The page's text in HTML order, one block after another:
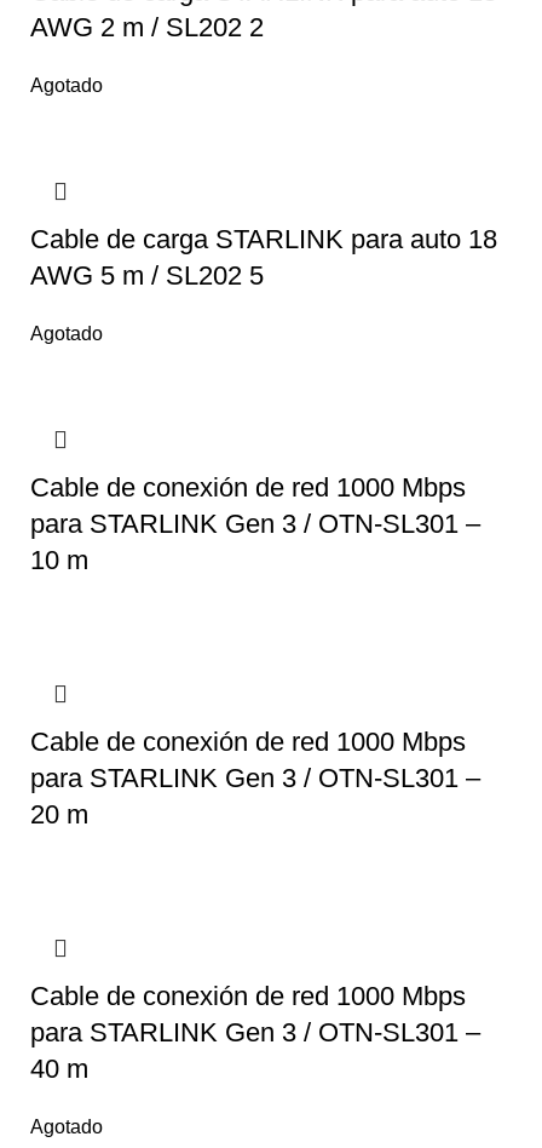
AWG 2 m / SL202 2
Agotado
Cable de carga STARLINK para auto 18
AWG 5 m / SL202 5
Agotado
Cable de conexión de red 1000 Mbps
para STARLINK Gen 3 / OTN-SL301 –
10 m
Cable de conexión de red 1000 Mbps
para STARLINK Gen 3 / OTN-SL301 –
20 m
Cable de conexión de red 1000 Mbps
para STARLINK Gen 3 / OTN-SL301 –
40 m
Agotado